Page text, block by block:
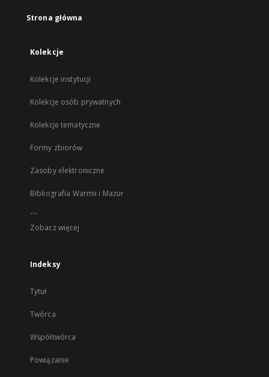
Strona główna
Kolekcje
Kolekcje instytucji
Kolekcje osób prywatnych
Kolekcje tematyczne
Formy zbiorów
Zasoby elektroniczne
Bibliografia Warmii i Mazur
...
Zobacz więcej
Indeksy
Tytuł
Twórca
Współtwórca
Powiązanie